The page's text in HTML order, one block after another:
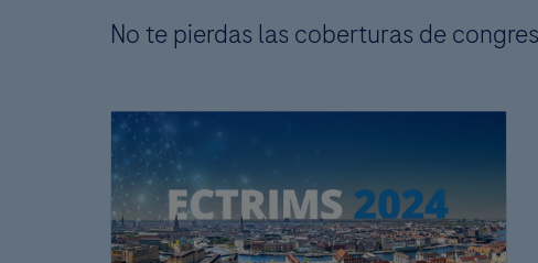
No te pierdas las coberturas de